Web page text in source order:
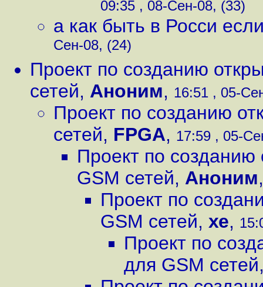
09:35 , 08-Сен-08, (33)
а как быть в Росси
Сен-08, (24)
Проект по созданию
сетей, Аноним, 16:51 , 05-
Проект по созданию
сетей, FPGA, 17:59 , 05-
Проект по созданию
GSM сетей, Аноним
Проект по
GSM сетей, хе,
Проект по
для GSM сетей